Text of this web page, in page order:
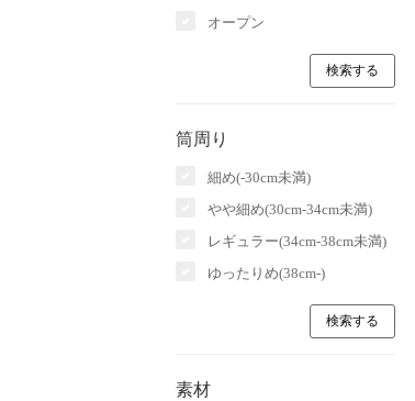
オープン
筒周り
細め(-30cm未満)
やや細め(30cm-34cm未満)
レギュラー(34cm-38cm未満)
ゆったりめ(38cm-)
素材